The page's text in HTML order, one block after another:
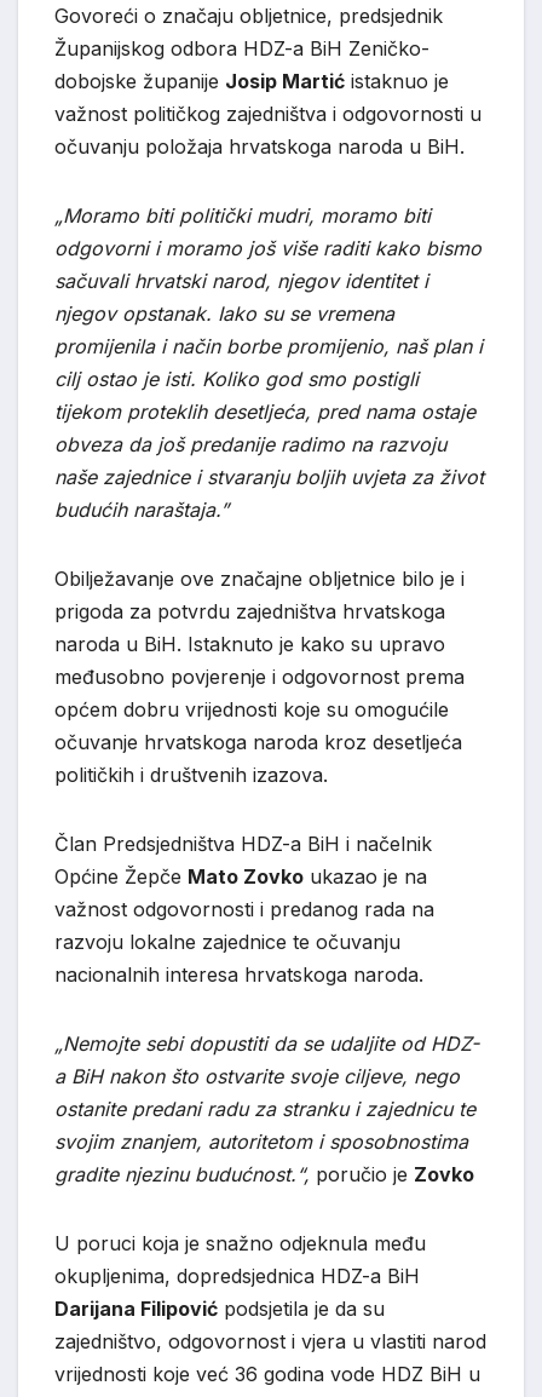
Govoreći o značaju obljetnice, predsjednik
Županijskog odbora HDZ-a BiH Zeničko-
dobojske županije Josip Martić istaknuo je
važnost političkog zajedništva i odgovornosti u
očuvanju položaja hrvatskoga naroda u BiH.
„Moramo biti politički mudri, moramo biti
odgovorni i moramo još više raditi kako bismo
sačuvali hrvatski narod, njegov identitet i
njegov opstanak. Iako su se vremena
promijenila i način borbe promijenio, naš plan i
cilj ostao je isti. Koliko god smo postigli
tijekom proteklih desetljeća, pred nama ostaje
obveza da još predanije radimo na razvoju
naše zajednice i stvaranju boljih uvjeta za život
budućih naraštaja.”
Obilježavanje ove značajne obljetnice bilo je i
prigoda za potvrdu zajedništva hrvatskoga
naroda u BiH. Istaknuto je kako su upravo
međusobno povjerenje i odgovornost prema
općem dobru vrijednosti koje su omogućile
očuvanje hrvatskoga naroda kroz desetljeća
političkih i društvenih izazova.
Član Predsjedništva HDZ-a BiH i načelnik
Općine Žepče Mato Zovko ukazao je na
važnost odgovornosti i predanog rada na
razvoju lokalne zajednice te očuvanju
nacionalnih interesa hrvatskoga naroda.
„Nemojte sebi dopustiti da se udaljite od HDZ-
a BiH nakon što ostvarite svoje ciljeve, nego
ostanite predani radu za stranku i zajednicu te
svojim znanjem, autoritetom i sposobnostima
gradite njezinu budućnost.“, poručio je Zovko
U poruci koja je snažno odjeknula među
okupljenima, dopredsjednica HDZ-a BiH
Darijana Filipović podsjetila je da su
zajedništvo, odgovornost i vjera u vlastiti narod
vrijednosti koje već 36 godina vode HDZ BiH u